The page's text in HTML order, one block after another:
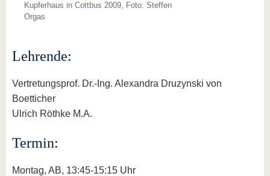
Kupferhaus in Cottbus 2009, Foto: Steffen
Orgas
Lehrende:
Vertretungsprof. Dr.-Ing. Alexandra Druzynski von
Boetticher
Ulrich Röthke M.A.
Termin:
Montag, AB, 13:45-15:15 Uhr